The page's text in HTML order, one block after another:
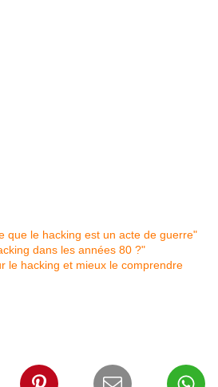
que le hacking est un acte de guerre"
dans les années 80 ?"
le hacking et mieux le comprendre